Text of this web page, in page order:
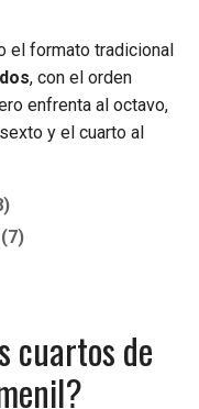
el formato tradicional
, con el orden
enfrenta al octavo,
y el cuarto al
cuartos de